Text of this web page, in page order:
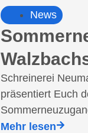
News
Schreinerei
präsentiert Euch
Mehr lesen